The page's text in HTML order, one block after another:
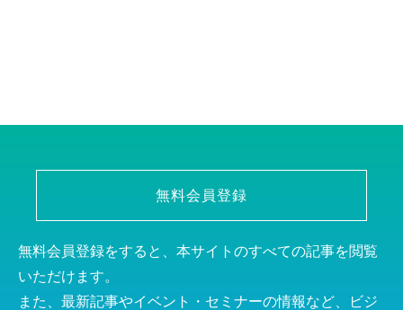
無料会員登録
無料会員登録をすると、本サイトのすべての記事を閲覧
いただけます。
また、最新記事やイベント・セミナーの情報など、ビジ